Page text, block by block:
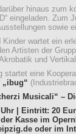
hinaus zum
eingeladen. Zum
sowie
Kinder wartet ein
Artisten der
und
startet eine
„ibug“
Musicali“ –
Uhr | Eintritt: 20
Kasse im
oder im